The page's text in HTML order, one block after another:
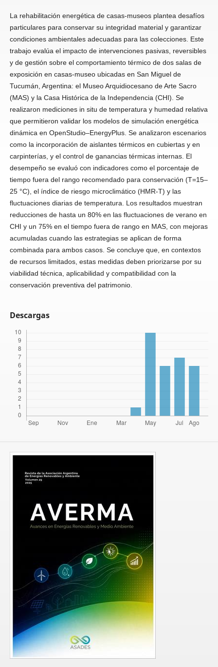
La rehabilitación energética de casas-museos plantea desafíos
particulares para conservar su integridad material y garantizar
condiciones ambientales adecuadas para las colecciones. Este
trabajo evalúa el impacto de intervenciones pasivas, reversibles
y de gestión sobre el comportamiento térmico de dos salas de
exposición en casas-museo ubicadas en San Miguel de
Tucumán, Argentina: el Museo Arquidiocesano de Arte Sacro
(MAS) y la Casa Histórica de la Independencia (CHI). Se
realizaron mediciones in situ de temperatura y humedad relativa
que permitieron validar los modelos de simulación energética
dinámica en OpenStudio–EnergyPlus. Se analizaron escenarios
como la incorporación de aislantes térmicos en cubiertas y en
carpinterías, y el control de ganancias térmicas internas. El
desempeño se evaluó con indicadores como el porcentaje de
tiempo fuera del rango recomendado para conservación (T=15–
25 °C), el índice de riesgo microclimático (HMR-T) y las
fluctuaciones diarias de temperatura. Los resultados muestran
reducciones de hasta un 80% en las fluctuaciones de verano en
CHI y un 75% en el tiempo fuera de rango en MAS, con mejoras
acumuladas cuando las estrategias se aplican de forma
combinada para ambos casos. Se concluye que, en contextos
de recursos limitados, estas medidas deben priorizarse por su
viabilidad técnica, aplicabilidad y compatibilidad con la
conservación preventiva del patrimonio.
Descargas